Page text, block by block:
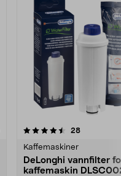
28
Kaffemaskiner
DeLonghi vannfilter
kaffemaskin
4.5 av 5 stjerner